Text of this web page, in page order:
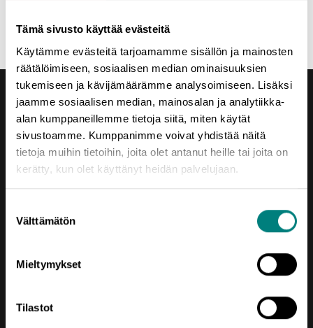
Tämä sivusto käyttää evästeitä
Käytämme evästeitä tarjoamamme sisällön ja mainosten
räätälöimiseen, sosiaalisen median ominaisuuksien
tukemiseen ja kävijämäärämme analysoimiseen. Lisäksi
jaamme sosiaalisen median, mainosalan ja analytiikka-
alan kumppaneillemme tietoja siitä, miten käytät
sivustoamme. Kumppanimme voivat yhdistää näitä
tietoja muihin tietoihin, joita olet antanut heille tai joita on
kerätty, kun olet käyttänyt heidän palvelujaan.
valinta
Välttämätön
Mieltymykset
Tilastot
Ilmoittaudu tästä
Yhteystiedot
Porin Leijona
28100 Pori
etunimi.sukunimi@prizz.fi